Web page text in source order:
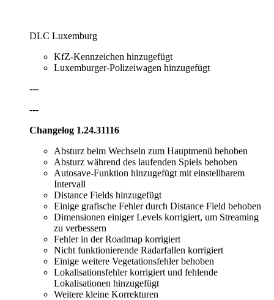
DLC Luxemburg
KfZ-Kennzeichen hinzugefügt
Luxemburger-Polizeiwagen hinzugefügt
---
---
Changelog 1.24.31116
Absturz beim Wechseln zum Hauptmenü behoben
Absturz während des laufenden Spiels behoben
Autosave-Funktion hinzugefügt mit einstellbarem
Intervall
Distance Fields hinzugefügt
Einige grafische Fehler durch Distance Field behoben
Dimensionen einiger Levels korrigiert, um Streaming
zu verbessern
Fehler in der Roadmap korrigiert
Nicht funktionierende Radarfallen korrigiert
Einige weitere Vegetationsfehler behoben
Lokalisationsfehler korrigiert und fehlende
Lokalisationen hinzugefügt
Weitere kleine Korrekturen